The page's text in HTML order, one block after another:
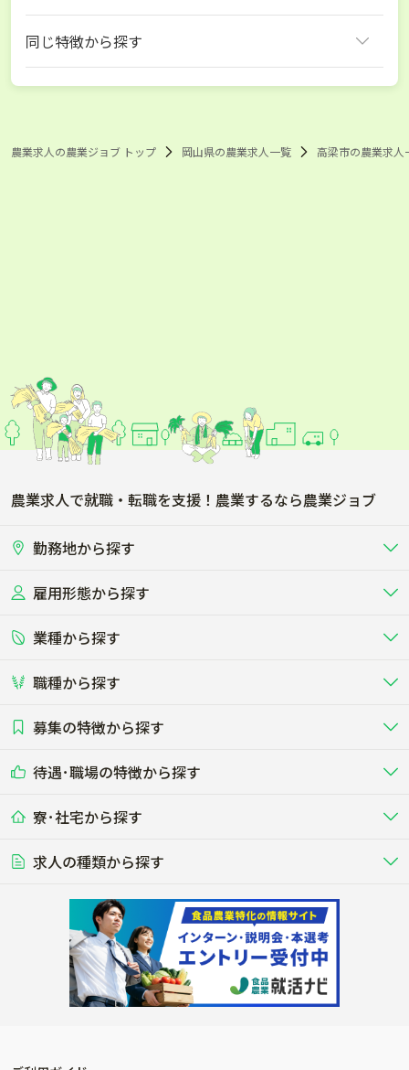
同じ特徴から探す
農業求人の農業ジョブ トップ 岡山県の農業求人一覧 高梁市の農業求人
農業求人で就職・転職を支援！農業するなら農業ジョブ
勤務地から探す
北海道
関東
東海
雇用形態から探す
正社員 バイト・アルバイト・パート
短期アルバイト
その他（独立・副業など）
業種から探す
畜産（酪農･肉牛･養豚･養鶏など）
酪農
する牧場
養豚
る養豚場
レースで活躍する馬の手入れや子馬
その他畜産
その他動物の畜産業（羊、ウズラな
ど）
畑・圃場で野菜・穀物を生産 ビニールハウスで多様な野菜の生産
稲作
ビニールハウスで観賞用植物の栽
植物工場
環境制御された工場で野菜の生産管
理
農業資材･肥料
農場設備・肥料・飼料の生産・流
農業用の機械・機材の開発・販
流通･商社
農産物・農産品の物流・卸し・輸出
入
製造･加工･販売 福祉
その他業種
木材の植林・伐採・加工、または
漁業･養殖
魚介類の採捕・養殖、または水産加
工場
職種から探す
農場･牧場･現場職
専門職（獣医師･人工授精師･
研究･開発 WEB･IT
その他職種
募集の特徴から探す
未経験歓迎
学歴不問
50代採用実績あり
AT免許OK
内定まで最短1週間 管理者･幹部採用
待遇･職場の特徴から探す
社会保険完備
食事補助あり
年間休日100日以上
経験者優遇 独立支援可能
寮･社宅から探す
単身寮あり
寮･社宅相談可
求人の種類から探す
転職おまかせ求人